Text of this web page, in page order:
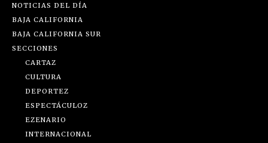
NOTICIAS DEL DÍA
BAJA CALIFORNIA
BAJA CALIFORNIA SUR
SECCIONES
CARTAZ
CULTURA
DEPORTEZ
ESPECTÁCULOZ
EZENARIO
INTERNACIONAL